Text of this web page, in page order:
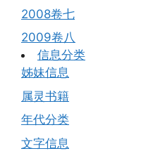
2008卷七
2009卷八
信息分类
姊妹信息
属灵书籍
年代分类
文字信息